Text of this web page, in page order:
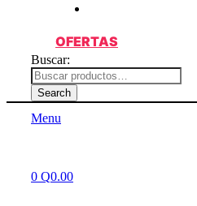
OFERTAS
Buscar:
Search
Menu
0 Q0.00